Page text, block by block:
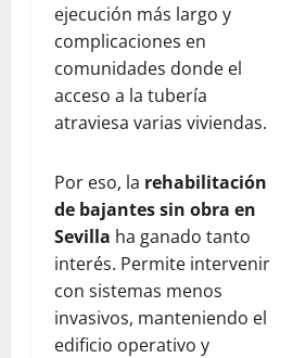
ejecución más largo y
complicaciones en
comunidades donde el
acceso a la tubería
atraviesa varias viviendas.
Por eso, la rehabilitación
de bajantes sin obra en
Sevilla ha ganado tanto
interés. Permite intervenir
con sistemas menos
invasivos, manteniendo el
edificio operativo y